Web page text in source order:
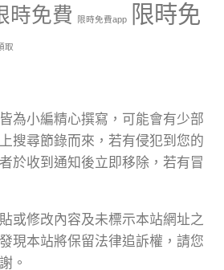
時免費 限時免費app
限時免
取
為小編精心撰寫，可能會有少部
搜尋節錄而來，若有侵犯到您的
於收到通知後立即移除，若有冒
或修改內容及未標示本站網址之
現本站將保留法律追訴權，請您
。